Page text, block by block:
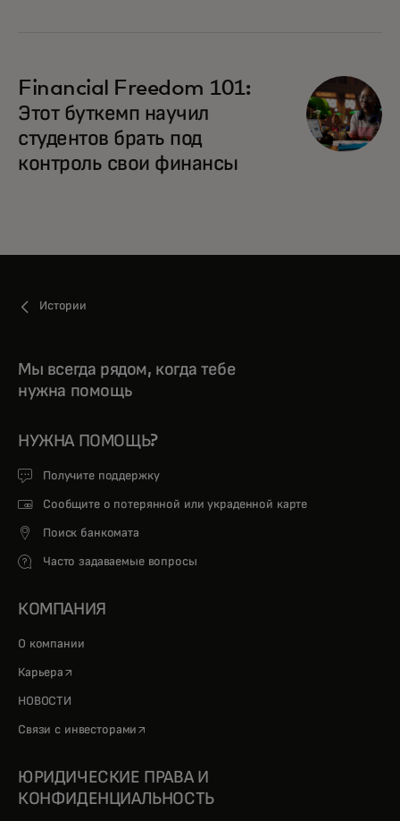
Financial Freedom 101:
Этот буткемп научил
студентов брать под
контроль свои финансы
Истории
Мы всегда рядом, когда тебе
нужна помощь
НУЖНА ПОМОЩЬ?
Получите поддержку
Сообщите о потерянной или украденной карте
Поиск банкомата
Часто задаваемые вопросы
КОМПАНИЯ
О компании
Карьера opens in a new tab
НОВОСТИ
Связи с инвесторами opens in a new tab
ЮРИДИЧЕСКИЕ ПРАВА И
КОНФИДЕНЦИАЛЬНОСТЬ